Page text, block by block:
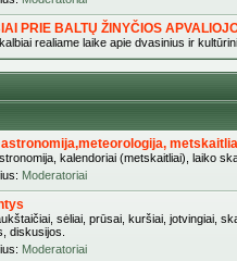
PRIE BALTŲ ŽINYČIOS
realiame laike apie dvasinius ir
astronomija,meteorologija,
kalendoriai (metskaitliai), laiko
Moderatoriai
sėliai, prūsai, kuršiai, jotvingiai,
diskusijos.
Moderatoriai